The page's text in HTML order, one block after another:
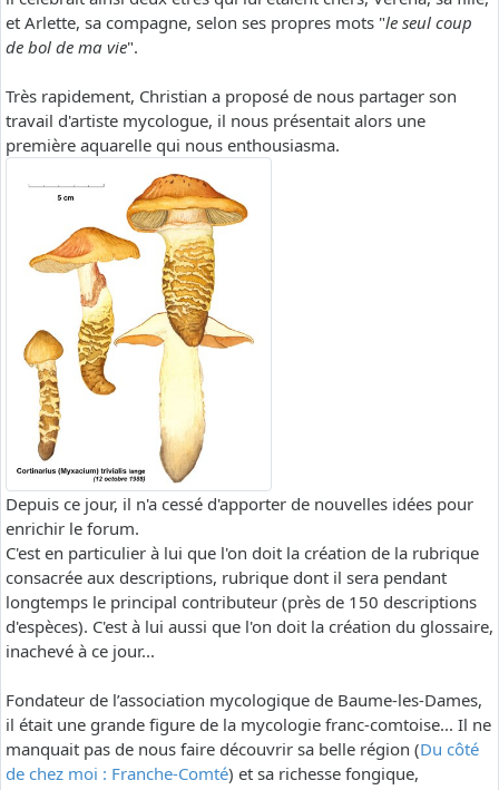
et Arlette, sa compagne, selon ses propres mots "le seul coup
de bol de ma vie".
Très rapidement, Christian a proposé de nous partager son
travail d'artiste mycologue, il nous présentait alors une
première aquarelle qui nous enthousiasma.
Depuis ce jour, il n'a cessé d'apporter de nouvelles idées pour
enrichir le forum.
C'est en particulier à lui que l'on doit la création de la rubrique
consacrée aux descriptions, rubrique dont il sera pendant
longtemps le principal contributeur (près de 150 descriptions
d'espèces). C'est à lui aussi que l'on doit la création du glossaire,
inachevé à ce jour...
Fondateur de l’association mycologique de Baume-les-Dames,
il était une grande figure de la mycologie franc-comtoise... Il ne
manquait pas de nous faire découvrir sa belle région (Du côté
de chez moi : Franche-Comté) et sa richesse fongique,